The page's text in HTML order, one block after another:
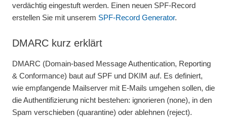
verdächtig eingestuft werden. Einen neuen SPF-Record
erstellen Sie mit unserem SPF-Record Generator.
DMARC kurz erklärt
DMARC (Domain-based Message Authentication, Reporting
& Conformance) baut auf SPF und DKIM auf. Es definiert,
wie empfangende Mailserver mit E-Mails umgehen sollen, die
die Authentifizierung nicht bestehen: ignorieren (none), in den
Spam verschieben (quarantine) oder ablehnen (reject).